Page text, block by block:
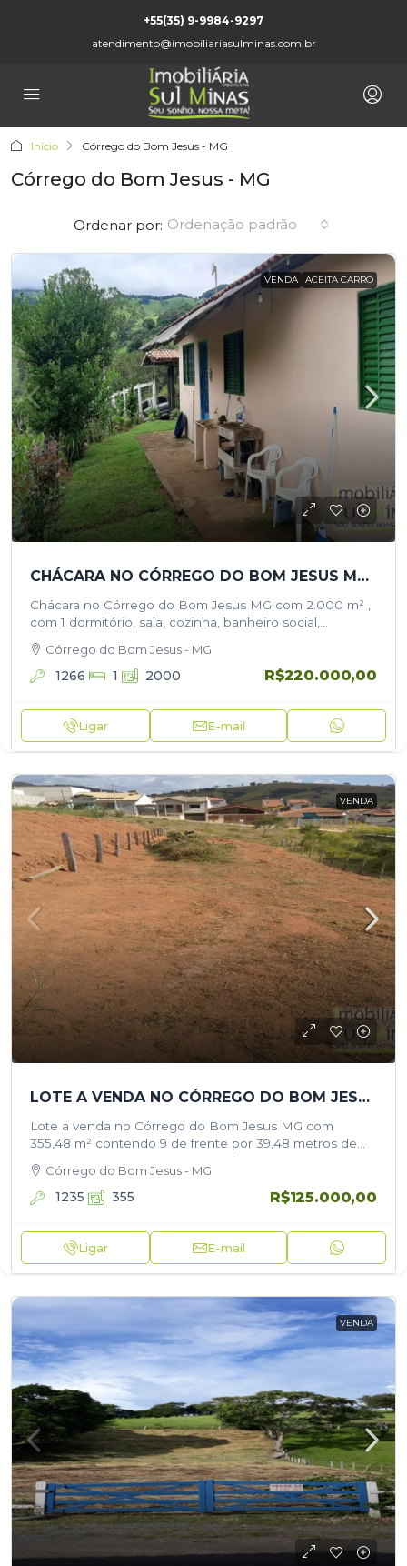
+55(35) 9-9984-9297
atendimento@imobiliariasulminas.com.br
Início Córrego do Bom Jesus - MG
Córrego do Bom Jesus - MG
Ordenar por: Ordenação padrão
VENDA ACEITA CARRO
CHÁCARA NO CÓRREGO DO BOM JESUS MG COM 2.000 M²
Chácara no Córrego do Bom Jesus MG com 2.000 m² ,
com 1 dormitório, sala, cozinha, banheiro social,
apenas 10…
Córrego do Bom Jesus - MG
1266 1 2000 R$220.000,00
Ligar E-mail
VENDA
LOTE A VENDA NO CÓRREGO DO BOM JESUS MG COM 355,48 M²
Lote a venda no Córrego do Bom Jesus MG com
355,48 m² contendo 9 de frente por 39,48 metros de
Córrego do Bom Jesus - MG
1235 355 R$125.000,00
Ligar E-mail
VENDA